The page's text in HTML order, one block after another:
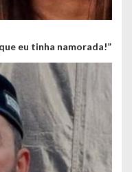
eu tinha namorada!”